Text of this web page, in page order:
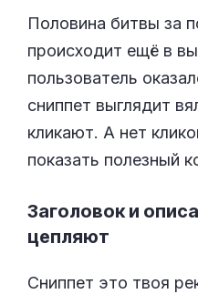
Половина битвы за
происходит ещё в
пользователь
сниппет выглядит
кликают. А нет
показать полезный
Заголовок и
цепляют
Сниппет это твоя